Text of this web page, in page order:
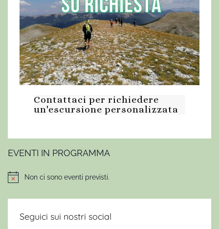
Contattaci per richiedere
un'escursione personalizzata
EVENTI IN PROGRAMMA
NoticeNon ci sono eventi previsti.
Seguici sui nostri social